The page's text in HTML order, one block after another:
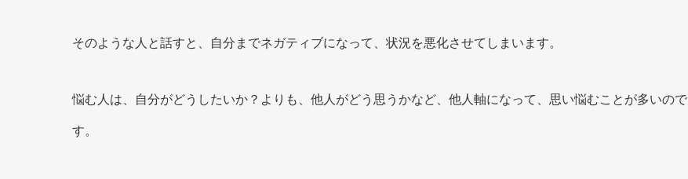
そのような人と話すと、自分までネガティブになって、状況を悪化させてしまいます。
悩む人は、自分がどうしたいか？よりも、他人がどう思うかなど、他人軸になって、思い悩むことが多いので
す。